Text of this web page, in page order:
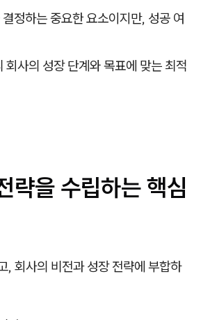
정하는 중요한 요소이지만, 성공 여
사의 성장 단계와 목표에 맞는 최적
략을 수립하는 핵심
, 회사의 비전과 성장 전략에 부합하